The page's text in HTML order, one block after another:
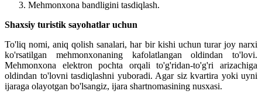
Mehmonxona bandligini tasdiqlash.
Shaxsiy turistik sayohatlar uchun
To'liq nomi, aniq qolish sanalari, har bir kishi uchun turar joy narxi
ko'rsatilgan mehmonxonaning kafolatlangan oldindan to'lovi.
Mehmonxona elektron pochta orqali to'g'ridan-to'g'ri arizachiga
oldindan to'lovni tasdiqlashni yuboradi. Agar siz kvartira yoki uyni
ijaraga olayotgan bo'lsangiz, ijara shartnomasining nusxasi.